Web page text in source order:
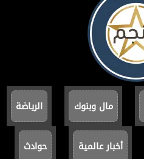
مال وبنوك الرياضة
أخبار عالمية حوادث